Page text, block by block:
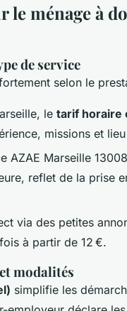
le ménage à
de service
selon le
le tarif horaire
missions et
AZAE Marseille
reflet de la prise
via des petites
à partir de 12 €.
modalités
simplifie les